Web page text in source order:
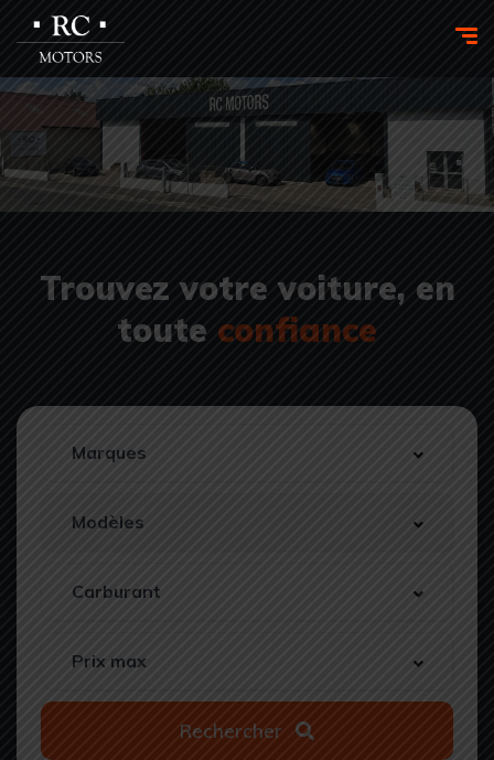
Trouvez votre voiture, en
toute confiance
Rechercher